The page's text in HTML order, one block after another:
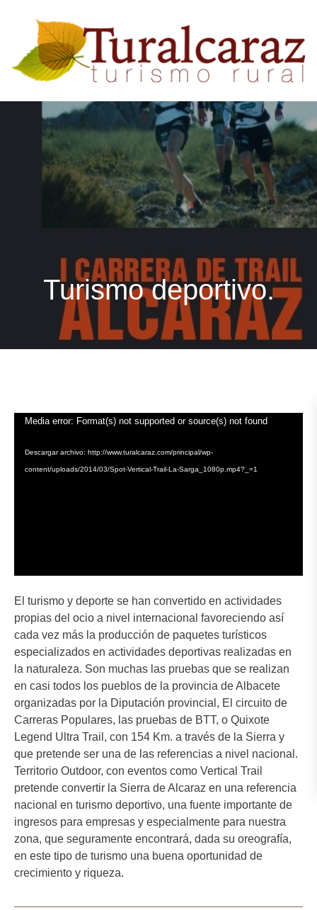
Turismo deportivo.
Reproductor
vídeo
Media error: Format(s) not supported or source(s) not found
Descargar archivo: http://www.turalcaraz.com/principal/wp-
content/uploads/2014/03/Spot-Vertical-Trail-La-Sarga_1080p.mp4?_=1
El turismo y deporte se han convertido en actividades
propias del ocio a nivel internacional favoreciendo así
cada vez más la producción de paquetes turísticos
especializados en actividades deportivas realizadas en
la naturaleza. Son muchas las pruebas que se realizan
en casi todos los pueblos de la provincia de Albacete
organizadas por la Diputación provincial, El circuito de
Carreras Populares, las pruebas de BTT, o Quixote
Legend Ultra Trail, con 154 Km. a través de la Sierra y
que pretende ser una de las referencias a nivel nacional.
Territorio Outdoor, con eventos como Vertical Trail
pretende convertir la Sierra de Alcaraz en una referencia
nacional en turismo deportivo, una fuente importante de
ingresos para empresas y especialmente para nuestra
zona, que seguramente encontrará, dada su oreografía,
en este tipo de turismo una buena oportunidad de
crecimiento y riqueza.